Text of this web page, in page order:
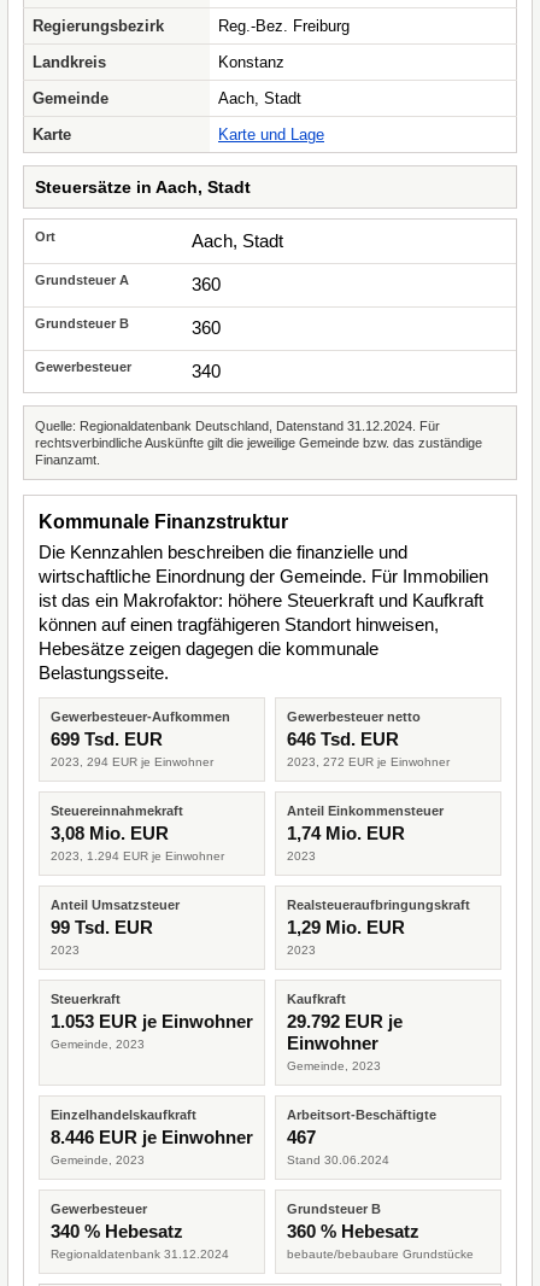
Regierungsbezirk
Reg.-Bez. Freiburg
Landkreis
Konstanz
Gemeinde
Aach, Stadt
Karte
Karte und Lage
Steuersätze in Aach, Stadt
Aach, Stadt
360
360
340
Quelle: Regionaldatenbank Deutschland, Datenstand 31.12.2024. Für
rechtsverbindliche Auskünfte gilt die jeweilige Gemeinde bzw. das zuständige
Finanzamt.
Kommunale Finanzstruktur
Die Kennzahlen beschreiben die finanzielle und
wirtschaftliche Einordnung der Gemeinde. Für Immobilien
ist das ein Makrofaktor: höhere Steuerkraft und Kaufkraft
können auf einen tragfähigeren Standort hinweisen,
Hebesätze zeigen dagegen die kommunale
Belastungsseite.
Gewerbesteuer-Aufkommen
699 Tsd. EUR
2023, 294 EUR je Einwohner
Gewerbesteuer netto
646 Tsd. EUR
2023, 272 EUR je Einwohner
Steuereinnahmekraft
3,08 Mio. EUR
2023, 1.294 EUR je Einwohner
Anteil Einkommensteuer
1,74 Mio. EUR
2023
Anteil Umsatzsteuer
99 Tsd. EUR
2023
Realsteueraufbringungskraft
1,29 Mio. EUR
2023
Steuerkraft
1.053 EUR je Einwohner
Gemeinde, 2023
Kaufkraft
29.792 EUR je
Einwohner
Gemeinde, 2023
Einzelhandelskaufkraft
8.446 EUR je Einwohner
Gemeinde, 2023
Arbeitsort-Beschäftigte
467
Stand 30.06.2024
Gewerbesteuer
340 % Hebesatz
Regionaldatenbank 31.12.2024
Grundsteuer B
360 % Hebesatz
bebaute/bebaubare Grundstücke